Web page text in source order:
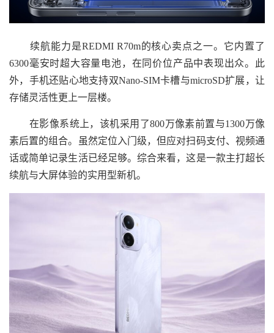
续航能力是REDMI R70m的核心卖点之一。它内置了
6300毫安时超大容量电池，在同价位产品中表现出众。此
外，手机还贴心地支持双Nano-SIM卡槽与microSD扩展，让
存储灵活性更上一层楼。
在影像系统上，该机采用了800万像素前置与1300万像
素后置的组合。虽然定位入门级，但应对扫码支付、视频通
话或简单记录生活已经足够。综合来看，这是一款主打超长
续航与大屏体验的实用型新机。